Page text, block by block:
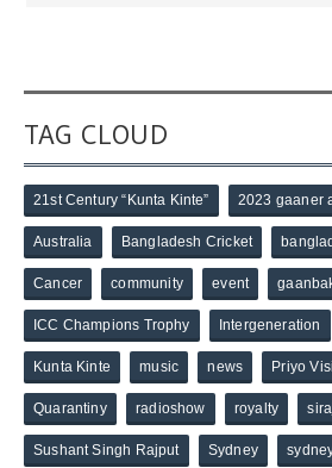
TAG CLOUD
21st Century “Kunta Kinte” 2023 gaaner
Australia Bangladesh Cricket
Cancer community event
ICC Champions Trophy Intergeneration
Kunta Kinte music news Priyo
Quarantiny radioshow royalty
Sushant Singh Rajput Sydney